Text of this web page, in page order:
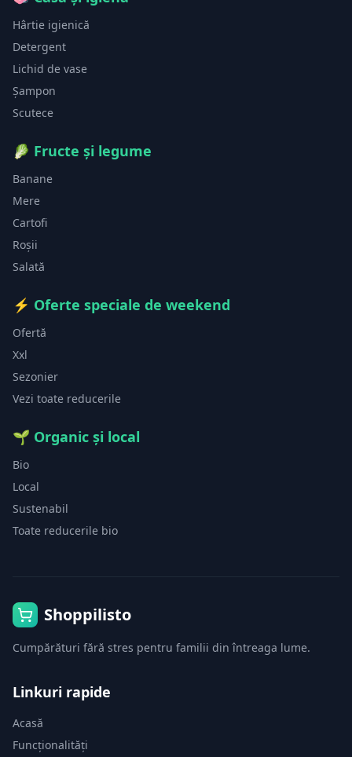
Hârtie igienică
Detergent
Lichid de vase
Șampon
Scutece
🥬 Fructe și legume
Banane
Mere
Cartofi
Roșii
Salată
⚡ Oferte speciale de weekend
Ofertă
Xxl
Sezonier
Vezi toate reducerile
🌱 Organic și local
Bio
Local
Sustenabil
Toate reducerile bio
Shoppilisto
Cumpărături fără stres pentru familii din întreaga lume.
Linkuri rapide
Acasă
Funcționalități